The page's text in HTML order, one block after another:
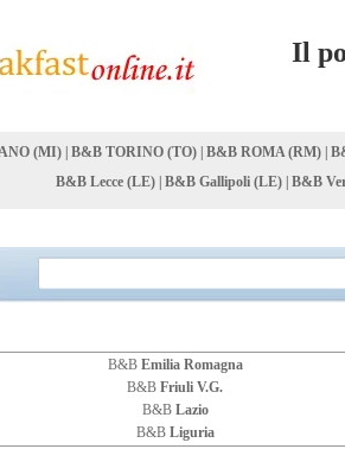
Il
(MI) B&B TORINO (TO) B&B ROMA (RM)
B&B Lecce (LE) B&B Gallipoli (LE) B&B
B&B Emilia Romagna
B&B Friuli V.G.
B&B Lazio
B&B Liguria